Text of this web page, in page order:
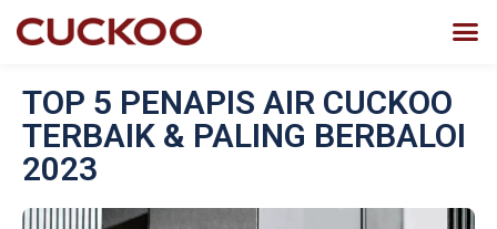
TOP 5 PENAPIS AIR CUCKOO
TERBAIK & PALING BERBALOI
2023